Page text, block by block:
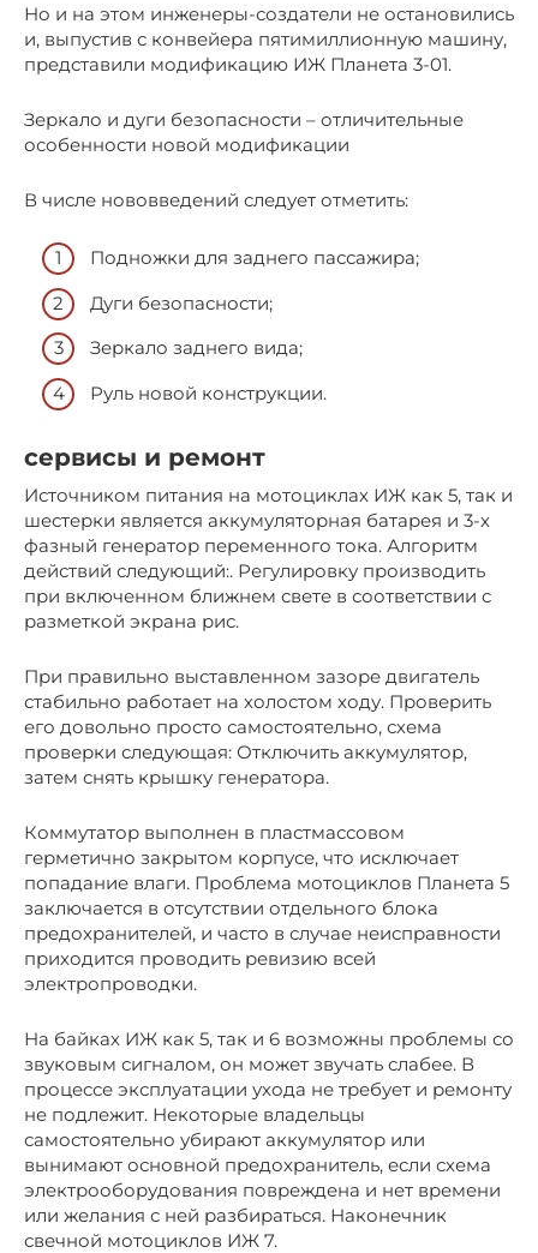
Но и на этом инженеры-создатели не остановились
и, выпустив с конвейера пятимиллионную машину,
представили модификацию ИЖ Планета 3-01.
Зеркало и дуги безопасности – отличительные
особенности новой модификации
В числе нововведений следует отметить:
Подножки для заднего пассажира;
Дуги безопасности;
Зеркало заднего вида;
Руль новой конструкции.
сервисы и ремонт
Источником питания на мотоциклах ИЖ как 5, так и
шестерки является аккумуляторная батарея и 3-х
фазный генератор переменного тока. Алгоритм
действий следующий:. Регулировку производить
при включенном ближнем свете в соответствии с
разметкой экрана рис.
При правильно выставленном зазоре двигатель
стабильно работает на холостом ходу. Проверить
его довольно просто самостоятельно, схема
проверки следующая: Отключить аккумулятор,
затем снять крышку генератора.
Коммутатор выполнен в пластмассовом
герметично закрытом корпусе, что исключает
попадание влаги. Проблема мотоциклов Планета 5
заключается в отсутствии отдельного блока
предохранителей, и часто в случае неисправности
приходится проводить ревизию всей
электропроводки.
На байках ИЖ как 5, так и 6 возможны проблемы со
звуковым сигналом, он может звучать слабее. В
процессе эксплуатации ухода не требует и ремонту
не подлежит. Некоторые владельцы
самостоятельно убирают аккумулятор или
вынимают основной предохранитель, если схема
электрооборудования повреждена и нет времени
или желания с ней разбираться. Наконечник
свечной мотоциклов ИЖ 7.